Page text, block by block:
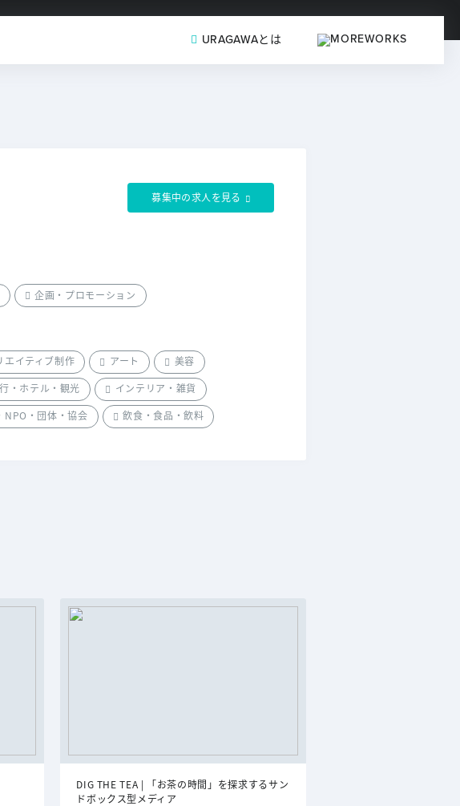
URAGAWAとは
募集中の求人を見る
企画・プロモーション
エイティブ制作 アート
美容
・ホテル・観光
インテリア・雑貨
NPO・団体・協会 飲食・食品・飲料
DIG THE TEA | 「お茶の時間」を探求するサン
ドボックス型メディア